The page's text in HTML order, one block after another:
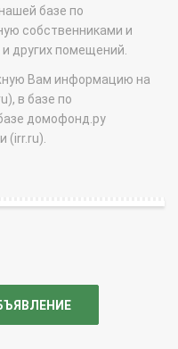
базе по
собственниками и
других помещений.
Вам информацию на
в базе по
домофонд.ру
(irr.ru).